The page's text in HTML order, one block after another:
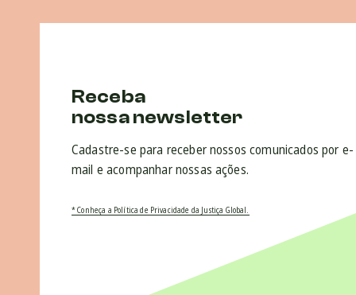
Receba
nossa newsletter
Cadastre-se para receber nossos comunicados por e-
mail e acompanhar nossas ações.
* Conheça a Política de Privacidade da Justiça Global.